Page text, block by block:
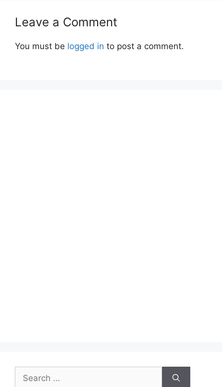
Leave a Comment
You must be logged in to post a comment.
Search
for: